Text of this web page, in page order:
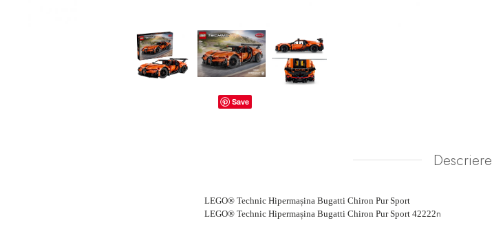
Produse îngrijire copii
Save
Descriere
LEGO® Technic Hipermașina Bugatti Chiron Pur Sport
LEGO® Technic Hipermașina Bugatti Chiron Pur Sport 42222n